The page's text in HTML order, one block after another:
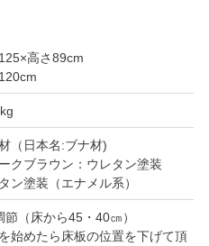
高さ89cm
（日本名:ブナ材)
クブラウン：ウレタン塗装
ン塗装（エナメル系）
（床から45・40㎝）
始めたら床板の位置を下げて頂